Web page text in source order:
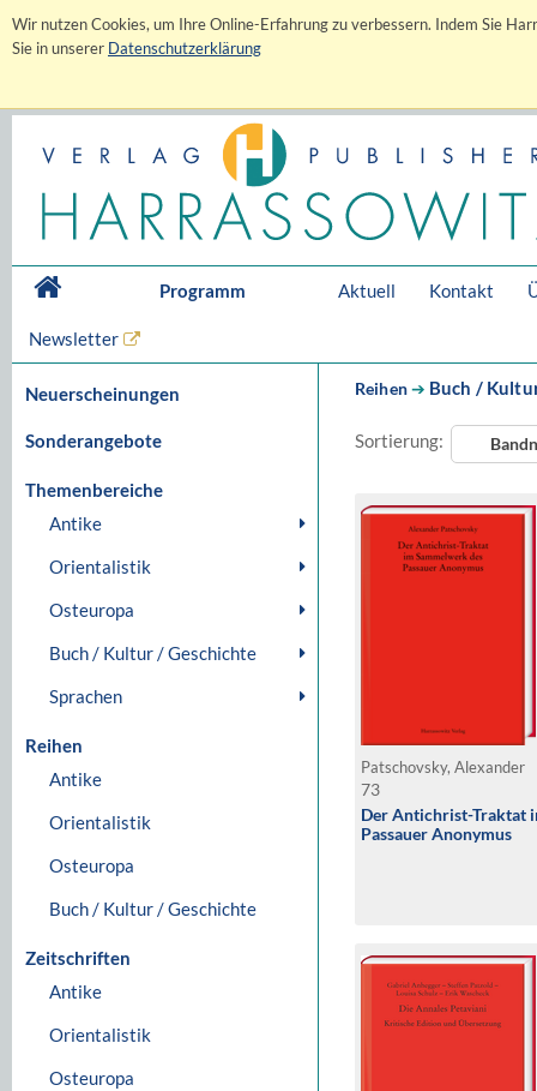
Wir nutzen Cookies, um Ihre Online-Erfahrung zu verbessern. Indem Sie
Sie in unserer Datenschutzerklärung
Programm Aktuell Kontakt
Newsletter
Neuerscheinungen
Sonderangebote
Themenbereiche
Antike
Orientalistik
Osteuropa
Buch / Kultur / Geschichte
Sprachen
Reihen
Antike
Orientalistik
Osteuropa
Buch / Kultur / Geschichte
Zeitschriften
Antike
Orientalistik
Osteuropa
Reihen➔ Buch /
Sortierung:
Patschovsky, Alexander
73
Der Antichrist-Traktat
Passauer Anonymus